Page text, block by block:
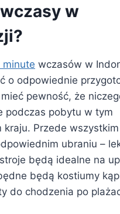
w
minute wczasów w
o odpowiednie
pewność, że
podczas pobytu w tym
kraju. Przede
ubraniu –
będą idealne na
będą kostiumy
do chodzenia po